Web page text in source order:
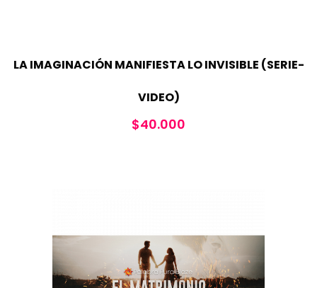
LA IMAGINACIÓN MANIFIESTA LO INVISIBLE (SERIE-
VIDEO)
$40.000